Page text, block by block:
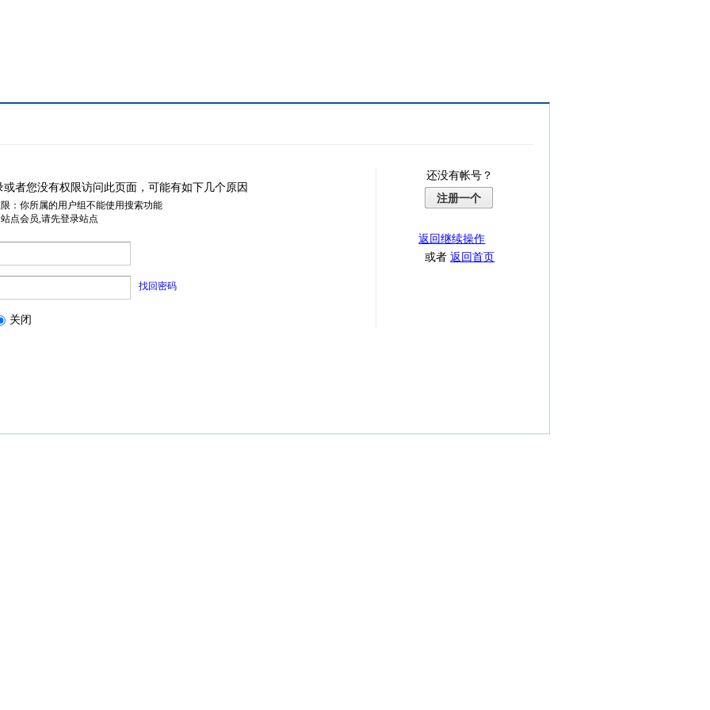
或者您没有权限访问此页面，可能有如下几个原因
：你所属的用户组不能使用搜索功能
点会员,请先登录站点
找回密码
关闭
还没有帐号？
注册一个
返回继续操作
或者返回首页